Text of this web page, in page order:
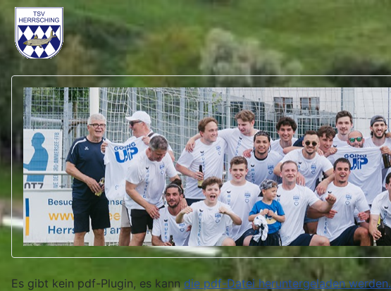
Es gibt kein pdf-Plugin, es kann die pdf-Datei heruntergeladen werden.